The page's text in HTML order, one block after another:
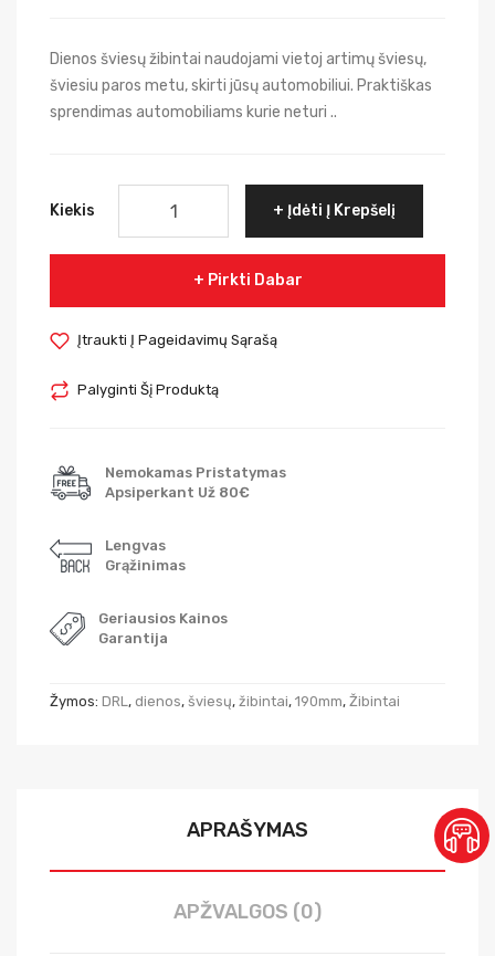
Dienos šviesų žibintai naudojami vietoj artimų šviesų,
šviesiu paros metu, skirti jūsų automobiliui. Praktiškas
sprendimas automobiliams kurie neturi ..
Kiekis Įdėti Į Krepšelį
Pirkti Dabar
Įtraukti Į Pageidavimų Sąrašą
Palyginti Šį Produktą
Nemokamas Pristatymas
Apsiperkant Už 80€
Lengvas
Grąžinimas
Geriausios Kainos
Garantija
Žymos: DRL, dienos, šviesų, žibintai, 190mm, Žibintai
APRAŠYMAS
APŽVALGOS (0)